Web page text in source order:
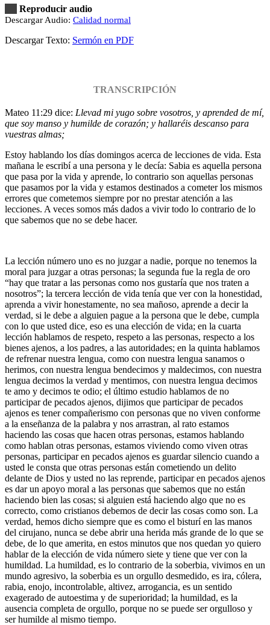
Reproducir audio
Descargar Audio: Calidad normal
Descargar Texto: Sermón en PDF
TRANSCRIPCIÓN
Mateo 11:29 dice: Llevad mi yugo sobre vosotros, y aprended de mí,
que soy manso y humilde de corazón; y hallaréis descanso para
vuestras almas;
Estoy hablando los días domingos acerca de lecciones de vida. Esta
mañana le escribí a una persona y le decía: Sabia es aquella persona
que pasa por la vida y aprende, lo contrario son aquellas personas
que pasamos por la vida y estamos destinados a cometer los mismos
errores que cometemos siempre por no prestar atención a las
lecciones. A veces somos más dados a vivir todo lo contrario de lo
que sabemos que no se debe hacer.
La lección número uno es no juzgar a nadie, porque no tenemos la
moral para juzgar a otras personas; la segunda fue la regla de oro
“hay que tratar a las personas como nos gustaría que nos traten a
nosotros”; la tercera lección de vida tenía que ver con la honestidad,
aprenda a vivir honestamente, no sea mañoso, aprende a decir la
verdad, si le debe a alguien pague a la persona que le debe, cumpla
con lo que usted dice, eso es una elección de vida; en la cuarta
lección hablamos de respeto, respeto a las personas, respecto a los
bienes ajenos, a los padres, a las autoridades; en la quinta hablamos
de refrenar nuestra lengua, como con nuestra lengua sanamos o
herimos, con nuestra lengua bendecimos y maldecimos, con nuestra
lengua decimos la verdad y mentimos, con nuestra lengua decimos
te amo y decimos te odio; el último estudio hablamos de no
participar de pecados ajenos, dijimos que participar de pecados
ajenos es tener compañerismo con personas que no viven conforme
a la enseñanza de la palabra y nos arrastran, al rato estamos
haciendo las cosas que hacen otras personas, estamos hablando
como hablan otras personas, estamos viviendo como viven otras
personas, participar en pecados ajenos es guardar silencio cuando a
usted le consta que otras personas están cometiendo un delito
delante de Dios y usted no las reprende, participar en pecados ajenos
es dar un apoyo moral a las personas que sabemos que no están
haciendo bien las cosas; si alguien está haciendo algo que no es
correcto, como cristianos debemos de decir las cosas como son. La
verdad, hemos dicho siempre que es como el bisturí en las manos
del cirujano, nunca se debe abrir una herida más grande de lo que se
debe, de lo que amerita, en estos minutos que nos quedan yo quiero
hablar de la elección de vida número siete y tiene que ver con la
humildad. La humildad, es lo contrario de la soberbia, vivimos en un
mundo agresivo, la soberbia es un orgullo desmedido, es ira, cólera,
rabia, enojo, incontrolable, altivez, arrogancia, es un sentido
exagerado de autoestima y de superioridad; la humildad, es la
ausencia completa de orgullo, porque no se puede ser orgulloso y
ser humilde al mismo tiempo.